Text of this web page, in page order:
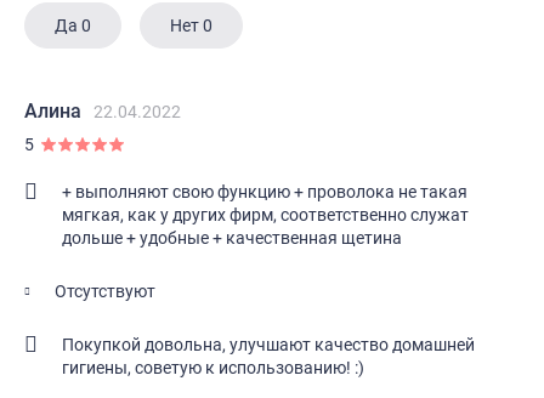
Да 0 Нет0
Алина
22.04.2022
5
+ выполняют свою функцию + проволока не такая
мягкая, как у других фирм, соответственно служат
дольше + удобные + качественная щетина
Отсутствуют
Покупкой довольна, улучшают качество домашней
гигиены, советую к использованию! :)